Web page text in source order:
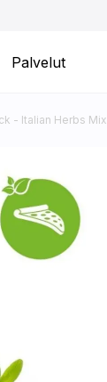
Palvelut
- Italian Herbs Mix